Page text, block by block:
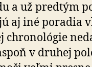
a už predtým
aj iné poradia
chronológie
v druhej